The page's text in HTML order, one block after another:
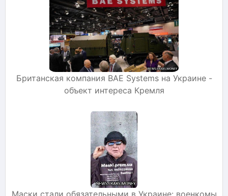
Британская компания BAE Systems на Украине -
объект интереса Кремля
Маски стали обязательными в Украине: военкомы